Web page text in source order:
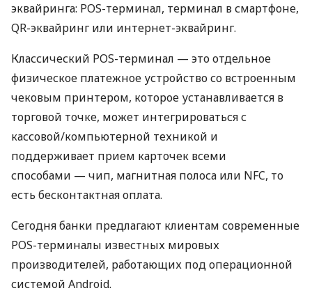
эквайринга: POS-терминал, терминал в смартфоне,
QR-эквайринг или интернет-эквайринг.
Классический POS-терминал — это отдельное
физическое платежное устройство со встроенным
чековым принтером, которое устанавливается в
торговой точке, может интегрироваться с
кассовой/компьютерной техникой и
поддерживает прием карточек всеми
способами — чип, магнитная полоса или NFC, то
есть бесконтактная оплата.
Сегодня банки предлагают клиентам современные
POS-терминалы известных мировых
производителей, работающих под операционной
системой Android.